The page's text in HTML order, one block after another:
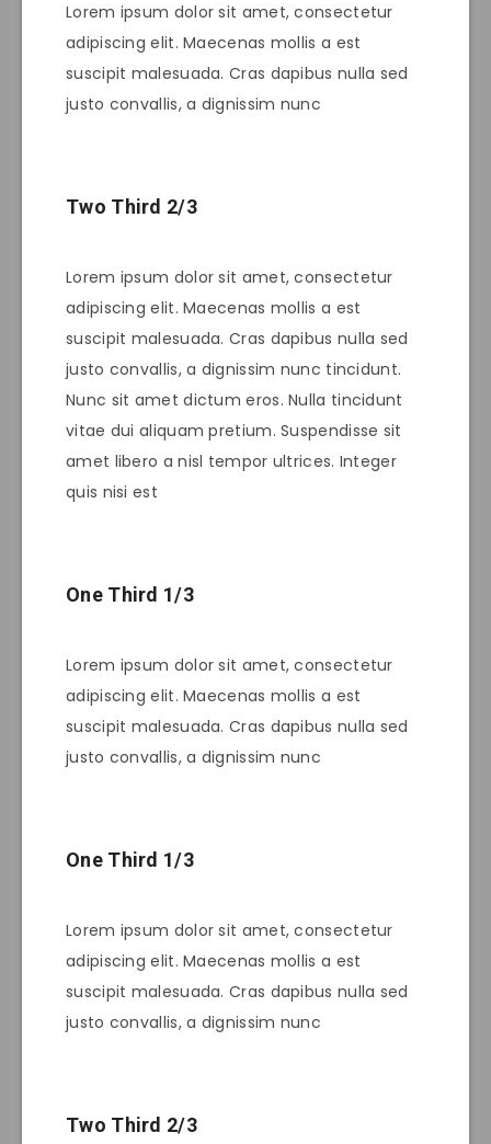
Lorem ipsum dolor sit amet, consectetur
adipiscing elit. Maecenas mollis a est
suscipit malesuada. Cras dapibus nulla sed
justo convallis, a dignissim nunc
Two Third 2/3
Lorem ipsum dolor sit amet, consectetur
adipiscing elit. Maecenas mollis a est
suscipit malesuada. Cras dapibus nulla sed
justo convallis, a dignissim nunc tincidunt.
Nunc sit amet dictum eros. Nulla tincidunt
vitae dui aliquam pretium. Suspendisse sit
amet libero a nisl tempor ultrices. Integer
quis nisi est
One Third 1/3
Lorem ipsum dolor sit amet, consectetur
adipiscing elit. Maecenas mollis a est
suscipit malesuada. Cras dapibus nulla sed
justo convallis, a dignissim nunc
One Third 1/3
Lorem ipsum dolor sit amet, consectetur
adipiscing elit. Maecenas mollis a est
suscipit malesuada. Cras dapibus nulla sed
justo convallis, a dignissim nunc
Two Third 2/3